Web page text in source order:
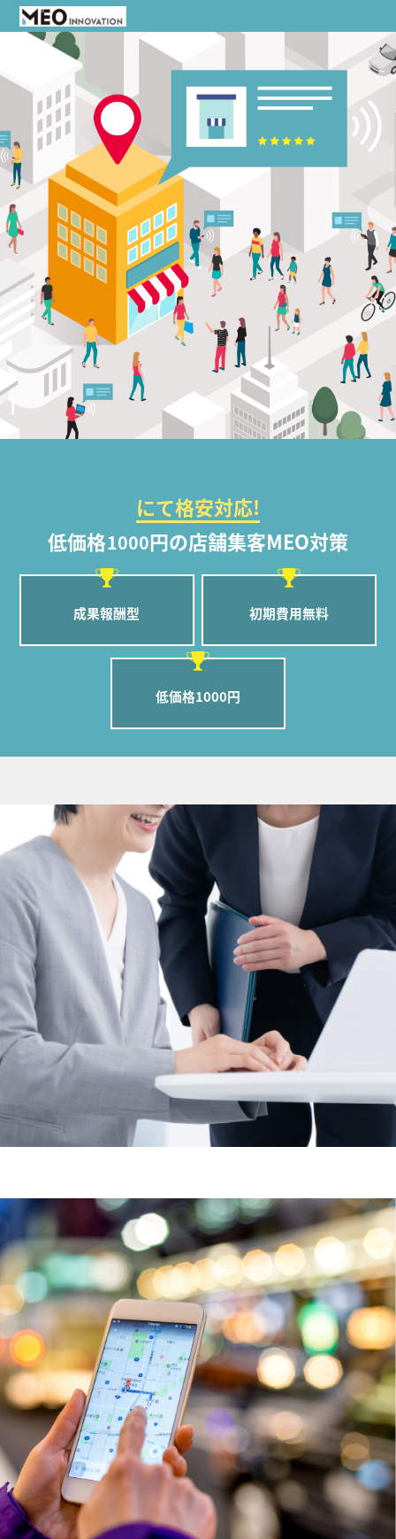
にて格安対応!
低価格1000円の店舗集客MEO対策
成果報酬型 初期費用無料
低価格1000円